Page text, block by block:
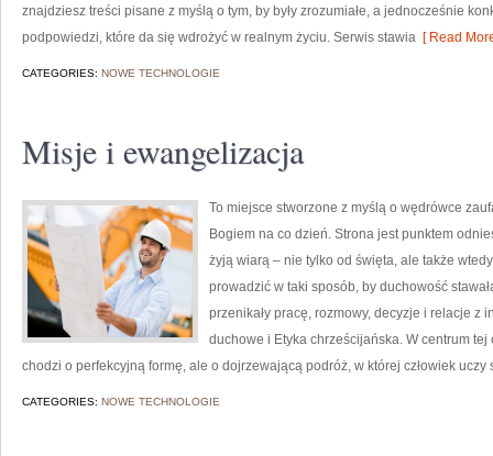
znajdziesz treści pisane z myślą o tym, by były zrozumiałe, a jednocześnie
podpowiedzi, które da się wdrożyć w realnym życiu. Serwis stawia [ Read
CATEGORIES: NOWE TECHNOLOGIE
Misje i ewangelizacja
To miejsce stworzone z myślą o wędrówce
Bogiem na co dzień. Strona jest punktem
żyją wiarą – nie tylko od święta, ale także
prowadzić w taki sposób, by duchowość
przenikały pracę, rozmowy, decyzje i relacje z
duchowe i Etyka chrześcijańska. W centrum
chodzi o perfekcyjną formę, ale o dojrzewającą podróż, w której człowiek uczy
CATEGORIES: NOWE TECHNOLOGIE